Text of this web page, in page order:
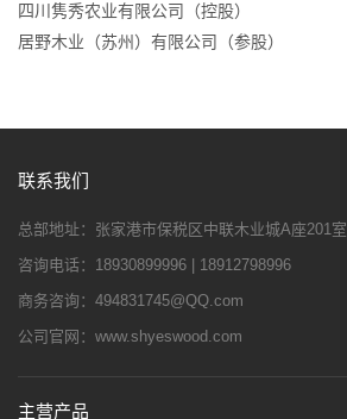
四川隽秀农业有限公司（控股）
居野木业（苏州）有限公司（参股）
联系我们
总部地址： 张家港市保税区中联木业城A座201室
咨询电话： 18930899996 | 18912798996
商务咨询： 494831745@QQ.com
公司官网： www.shyeswood.com
主营产品